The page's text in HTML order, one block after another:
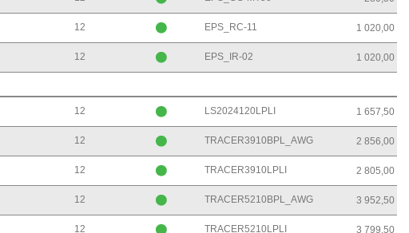
12 EPS_RC-11 1 020,00
12 EPS_IR-02 1 020,00
12 LS2024120LPLI 1 657,50
12 TRACER3910BPL_AWG 2 856,00
12 TRACER3910LPLI 2 805,00
12 TRACER5210BPL_AWG 3 952,50
12 TRACER5210LPLI 3 799,50